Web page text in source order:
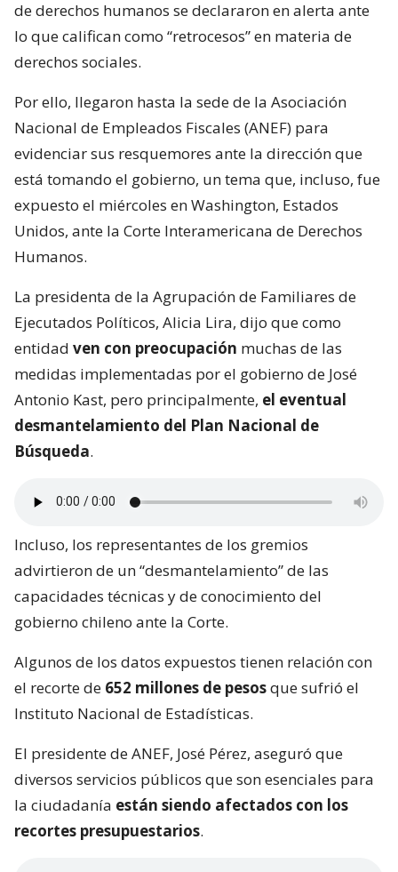
de derechos humanos se declararon en alerta ante
lo que califican como “retrocesos” en materia de
derechos sociales.
Por ello, llegaron hasta la sede de la Asociación
Nacional de Empleados Fiscales (ANEF) para
evidenciar sus resquemores ante la dirección que
está tomando el gobierno, un tema que, incluso, fue
expuesto el miércoles en Washington, Estados
Unidos, ante la Corte Interamericana de Derechos
Humanos.
La presidenta de la Agrupación de Familiares de
Ejecutados Políticos, Alicia Lira, dijo que como
entidad ven con preocupación muchas de las
medidas implementadas por el gobierno de José
Antonio Kast, pero principalmente, el eventual
desmantelamiento del Plan Nacional de
Búsqueda.
Incluso, los representantes de los gremios
advirtieron de un “desmantelamiento” de las
capacidades técnicas y de conocimiento del
gobierno chileno ante la Corte.
Algunos de los datos expuestos tienen relación con
el recorte de 652 millones de pesosque sufrió el
Instituto Nacional de Estadísticas.
El presidente de ANEF, José Pérez, aseguró que
diversos servicios públicos que son esenciales para
la ciudadanía están siendo afectados con los
recortes presupuestarios.